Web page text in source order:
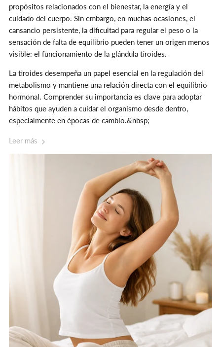
propósitos relacionados con el bienestar, la energía y el
cuidado del cuerpo. Sin embargo, en muchas ocasiones, el
cansancio persistente, la dificultad para regular el peso o la
sensación de falta de equilibrio pueden tener un origen menos
visible: el funcionamiento de la glándula tiroides.
La tiroides desempeña un papel esencial en la regulación del
metabolismo y mantiene una relación directa con el equilibrio
hormonal. Comprender su importancia es clave para adoptar
hábitos que ayuden a cuidar el organismo desde dentro,
especialmente en épocas de cambio.&nbsp;
Leer más